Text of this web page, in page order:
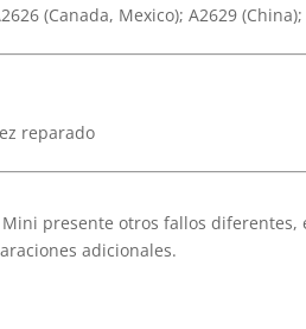
(Canada, Mexico); A2629
reparado
presente otros fallos diferentes,
adicionales.